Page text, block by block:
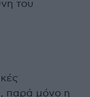
του
παρά μόνο η